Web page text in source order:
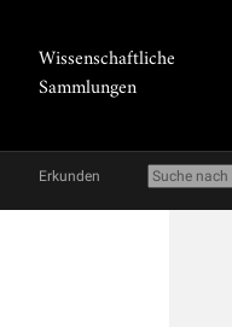
Wissenschaftliche
Sammlungen
Erkunden